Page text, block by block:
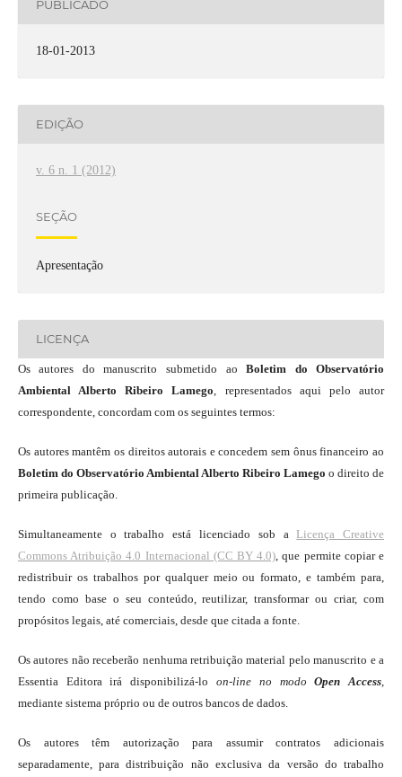
PUBLICADO
18-01-2013
EDIÇÃO
v. 6 n. 1 (2012)
SEÇÃO
Apresentação
LICENÇA
Os autores do manuscrito submetido aoBoletim do Observatório
Ambiental Alberto Ribeiro Lamego , representados aqui pelo autor
correspondente, concordam com os seguintes termos:
Os autores mantêm os direitos autorais e concedem sem ônus financeiro ao
Boletim do Observatório Ambiental Alberto Ribeiro Lamegoo direito de
primeira publicação.
Simultaneamente o trabalho está licenciado sob a Licença Creative
Commons Atribuição 4.0 Internacional (CC BY 4.0) , que permite copiar e
redistribuir os trabalhos por qualquer meio ou formato, e também para,
tendo como base o seu conteúdo, reutilizar, transformar ou criar, com
propósitos legais, até comerciais, desde que citada a fonte.
Os autores não receberão nenhuma retribuição material pelo manuscrito e a
Essentia Editora irá disponibilizá-lo on-line no modo Open Access
mediante sistema próprio ou de outros bancos de dados.
Os autores têm autorização para assumir contratos adicionais
separadamente, para distribuição não exclusiva da versão do trabalho